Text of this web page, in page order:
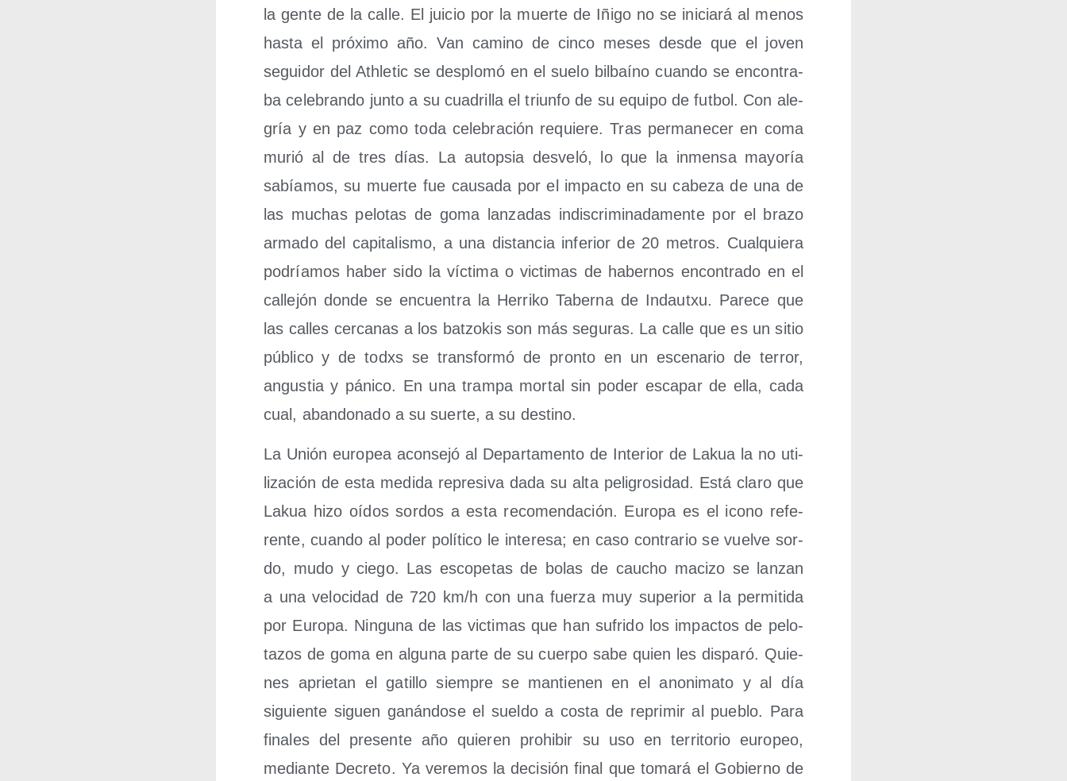
la gen­te de la calle. El jui­cio por la muer­te de Iñi­go no se ini­cia­rá al menos
has­ta el pró­xi­mo año. Van camino de cin­co meses des­de que el joven
segui­dor del Ath­le­tic se des­plo­mó en el sue­lo bil­baíno cuan­do se encon­tra­
ba cele­bran­do jun­to a su cua­dri­lla el triun­fo de su equi­po de fut­bol. Con ale­
gría y en paz como toda cele­bra­ción requie­re. Tras per­ma­ne­cer en coma
murió al de tres días. La autop­sia des­ve­ló, lo que la inmen­sa mayo­ría
sabía­mos, su muer­te fue cau­sa­da por el impac­to en su cabe­za de una de
las muchas pelo­tas de goma lan­za­das indis­cri­mi­na­da­men­te por el bra­zo
arma­do del capi­ta­lis­mo, a una dis­tan­cia infe­rior de 20 metros. Cual­quie­ra
podría­mos haber sido la víc­ti­ma o vic­ti­mas de haber­nos encon­tra­do en el
calle­jón don­de se encuen­tra la Herri­ko Taber­na de Indautxu. Pare­ce que
las calles cer­ca­nas a los batzo­kis son más segu­ras. La calle que es un sitio
públi­co y de todxs se trans­for­mó de pron­to en un esce­na­rio de terror,
angus­tia y páni­co. En una tram­pa mor­tal sin poder esca­par de ella, cada
cual, aban­do­na­do a su suer­te, a su destino.
La Unión euro­pea acon­se­jó al Depar­ta­men­to de Inte­rior de Lakua la no uti­
li­za­ción de esta medi­da repre­si­va dada su alta peli­gro­si­dad. Está cla­ro que
Lakua hizo oídos sor­dos a esta reco­men­da­ción. Euro­pa es el icono refe­
ren­te, cuan­do al poder polí­ti­co le intere­sa; en caso con­tra­rio se vuel­ve sor­
do, mudo y cie­go. Las esco­pe­tas de bolas de cau­cho maci­zo se lan­zan
a una velo­ci­dad de 720 km/​h con una fuer­za muy supe­rior a la per­mi­ti­da
por Euro­pa. Nin­gu­na de las vic­ti­mas que han sufri­do los impac­tos de pelo­
ta­zos de goma en algu­na par­te de su cuer­po sabe quien les dis­pa­ró. Quie­
nes aprie­tan el gati­llo siem­pre se man­tie­nen en el ano­ni­ma­to y al día
siguien­te siguen ganán­do­se el suel­do a cos­ta de repri­mir al pue­blo. Para
fina­les del pre­sen­te año quie­ren prohi­bir su uso en terri­to­rio euro­peo,
median­te Decre­to. Ya vere­mos la deci­sión final que toma­rá el Gobierno de